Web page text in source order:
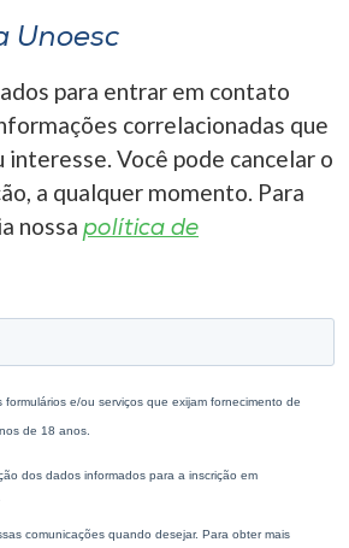
Unoesc
para entrar em contato
correlacionadas que
interesse. Você pode cancelar o
a qualquer momento. Para
nossa política de